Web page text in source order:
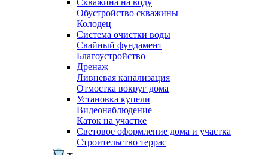
Скважина на воду
Обустройство скважины
Колодец
Система очистки воды
Свайный фундамент
Благоустройство
Дренаж
Ливневая канализация
Отмостка вокруг дома
Установка купели
Видеонаблюдение
Каток на участке
Световое оформление дома и участка
Строительство террас